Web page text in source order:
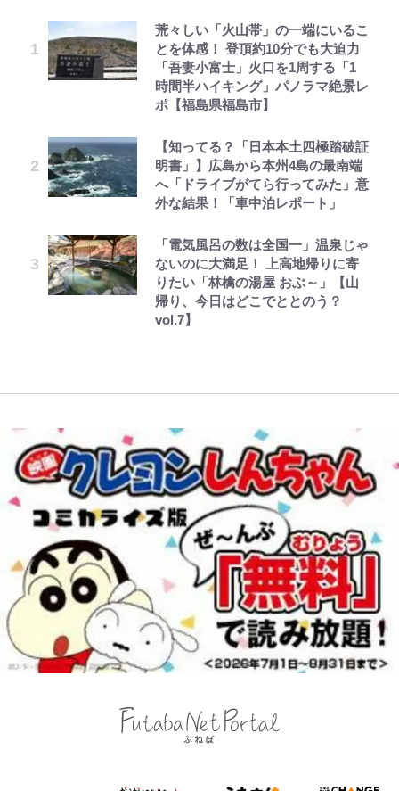
荒々しい「火山帯」の一端にいるこ
とを体感！ 登頂約10分でも大迫力
「吾妻小富士」火口を1周する「1
時間半ハイキング」パノラマ絶景レ
ポ【福島県福島市】
【知ってる？「日本本土四極踏破証
明書」】広島から本州4島の最南端
へ「ドライブがてら行ってみた」意
外な結果！「車中泊レポート」
「電気風呂の数は全国一」温泉じゃ
ないのに大満足！ 上高地帰りに寄
りたい「林檎の湯屋 おぶ～」【山
帰り、今日はどこでととのう？
vol.7】
公式-ヒロインが来る前に妊娠しま
した~詰んだはずの悪役令嬢です
が、どうやら違うようです~ 第1話
公式-聖女じゃないと追放されたの
を握る 第53話(1)
公式-おっさん底辺治癒士と愛娘の
辺境ライフ ~中年男が回復スキルに
話(1)
錦織一清の写真集はなぜ私服なの
か…高級ブランドをやめ等身大の自
分を表現する現在「ちゃんとおじい
ちゃんに」
が明かす夫・片岡愛之助との関係
性…互いに一番のお客さんで刺激を
もらう存在
「ファミリーができたこと」時には
30人で…江口流“普通の”子育てメ
ソッドとは
「自分の絵ごと、このジャンルはそ
ろそろ終わりかな」江口寿史が炎上
を経て樋口毅宏に語ったこと
1万円超えも「納得のクオリティ」
10万針以上の密度で再現された“め
ぐみん刺繍ワークシャツ”にファン
も感動
弾」がスタート！まさかの人気アイ
テムに称賛続々「豪華すぎる！」
空の轍と大地の雲と 第1回
第3回 出版までの道のり・その2
レビュー『仮面家族』悠木シュン・
著
千葉雄大、ほっそりイケメン近影に
「顔パンパンだったのに」反響 視
聴者が想った激変の納得理由
村上佳菜子、“遠距離結婚”の夫と
「愛が足りない」不満を漏らしてい
た過去も
宮崎麗果、“10キロ減”告白後の背
ぎてませんか」心配の声も 夫・黒
木啓司にはDV巡る逮捕報道
｢なんじゃこりゃあああ！｣本田圭
佑の古巣ミラン、漆黒×蛍光レッド
の超絶クールな新サードユニに世界
が熱狂｢サードなのにズルい｣｢こり
ゃかっけえわ｣
｢最後の1枚…ワルぃゎ〜｣鈴木優磨
が激勝翌日に写真12枚投稿→渾身
の“煽りショット”に興奮！｢最後の
1枚までの壮大なフリ｣｢知念くんの
｢知念さんを煽ってたのと同じ
人？｣鹿島・鈴木優磨、大逆転勝利
後の“超・優等生インタビュー”が
話題！｢試合中とのギャップw｣｢礼
えびめしの流儀
オラの引越し物語 サボテン大襲撃
でっかい男になりたいゾ